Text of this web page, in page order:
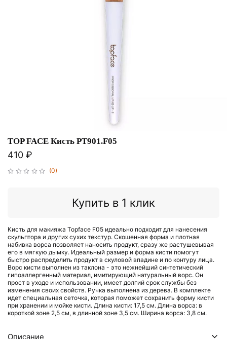
(0)
TOP FACE Кисть PT901.F05
410 ₽
Купить в 1 клик
Кисть для макияжа Topface F05 идеально подходит для нанесения
скульптора и других сухих текстур. Скошенная форма и плотная
набивка ворса позволяет наносить продукт, сразу же растушевывая
его в мягкую дымку. Идеальный размер и форма кисти помогут
быстро распределить продукт в скуловой впадине и по контуру лица.
Ворс кисти выполнен из таклона - это нежнейший синтетический
гипоаллергенный материал, имитирующий натуральный ворс. Он
прост в уходе и использовании, имеет долгий срок службы без
изменения своих свойств. Ручка выполнена из дерева. В комплекте
идет специальная сеточка, которая поможет сохранить форму кисти
при хранении и мойке кисти. Длина кисти: 17,5 см. Длина ворса: в
короткой зоне 2,5 см, в длинной зоне 3,5 см. Ширина ворса: 3,8 см.
Описание